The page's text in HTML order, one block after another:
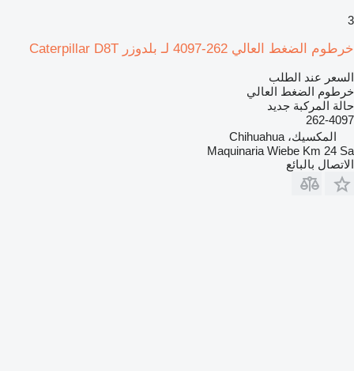
3
خرطوم الضغط العالي 262-4097 لـ بلدوزر Caterpillar D8T
السعر عند الطلب
خرطوم الضغط العالي
حالة المركبة جديد
262-4097
المكسيك، Chihuahua
Maquinaria Wiebe Km 24 Sa
الاتصال بالبائع